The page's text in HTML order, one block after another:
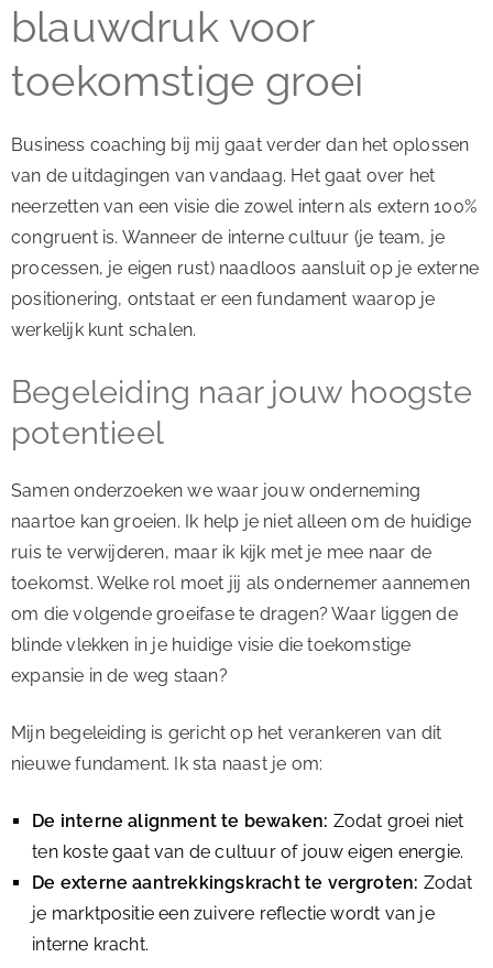
blauwdruk voor
toekomstige groei
Business coaching bij mij gaat verder dan het oplossen
van de uitdagingen van vandaag. Het gaat over het
neerzetten van een visie die zowel intern als extern 100%
congruent is. Wanneer de interne cultuur (je team, je
processen, je eigen rust) naadloos aansluit op je externe
positionering, ontstaat er een fundament waarop je
werkelijk kunt schalen.
Begeleiding naar jouw hoogste
potentieel
Samen onderzoeken we waar jouw onderneming
naartoe kan groeien. Ik help je niet alleen om de huidige
ruis te verwijderen, maar ik kijk met je mee naar de
toekomst. Welke rol moet jij als ondernemer aannemen
om die volgende groeifase te dragen? Waar liggen de
blinde vlekken in je huidige visie die toekomstige
expansie in de weg staan?
Mijn begeleiding is gericht op het verankeren van dit
nieuwe fundament. Ik sta naast je om:
De interne alignment te bewaken: Zodat groei niet
ten koste gaat van de cultuur of jouw eigen energie.
De externe aantrekkingskracht te vergroten: Zodat
je marktpositie een zuivere reflectie wordt van je
interne kracht.